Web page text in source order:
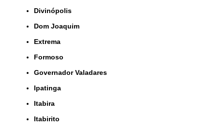
Divinópolis
Dom Joaquim
Extrema
Formoso
Governador Valadares
Ipatinga
Itabira
Itabirito